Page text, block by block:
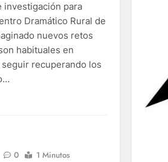
investigación para
Dramático Rural de
nuevos retos
habituales en
recuperando los
0
1 Minutos